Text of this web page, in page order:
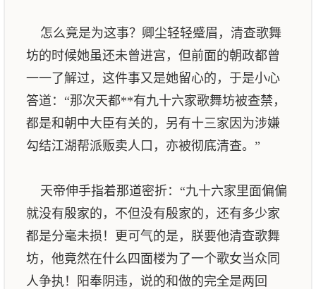
怎么竟是为这事？卿尘轻轻蹙眉，清查歌舞
坊的时候她虽还未曾进宫，但前面的朝政都曾
一一了解过，这件事又是她留心的，于是小心
答道：“那次天都**有九十六家歌舞坊被查禁，
都是和朝中大臣有关的，另有十三家因为涉嫌
勾结江湖帮派贩卖人口，亦被彻底清查。”
天帝伸手指着那道密折：“九十六家里面偏偏
就没有殷家的，不但没有殷家的，还有多少家
都是分毫未损！更可气的是，朕要他清查歌舞
坊，他竟然在什么四面楼为了一个歌女当众同
人争执！阳奉阴违，说的和做的完全是两回